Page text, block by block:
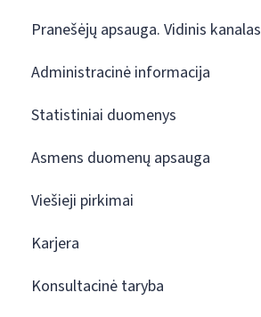
Pranešėjų apsauga. Vidinis kanalas
Administracinė informacija
Statistiniai duomenys
Asmens duomenų apsauga
Viešieji pirkimai
Karjera
Konsultacinė taryba